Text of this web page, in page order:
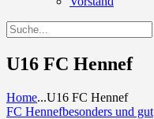
U16 FC Hennef
Home...U16 FC Hennef
FC Hennefbesonders und gut